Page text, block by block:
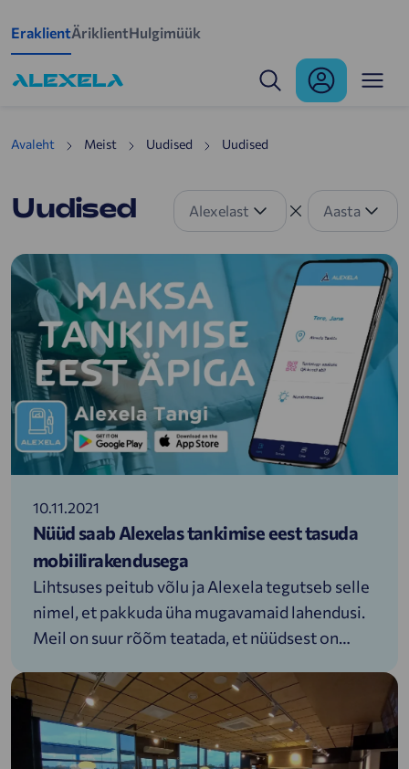
EraklientÄriklientHulgimüük
Avaleht Meist Uudised Uudised
Uudised Alexelast Aasta
10.11.2021
Nüüd saab Alexelas tankimise eest tasuda
mobiilirakendusega
Lihtsuses peitub võlu ja Alexela tegutseb selle
nimel, et pakkuda üha mugavamaid lahendusi.
Meil on suur rõõm teatada, et nüüdsest on
võimalik tasuda mobiilirakendusega.